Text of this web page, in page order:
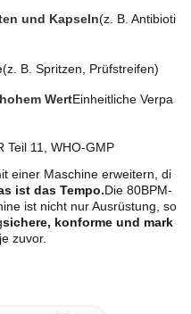
und Kapseln(z. B. Antibioti
(z. B. Spritzen, Prüfstreifen)
WertEinheitliche Verpa
Teil 11, WHO-GMP
einer Maschine erweitern, di
ist das Tempo.Die 80BPM-
ist nicht nur Ausrüstung, so
sichere, konforme und mark
zuvor.